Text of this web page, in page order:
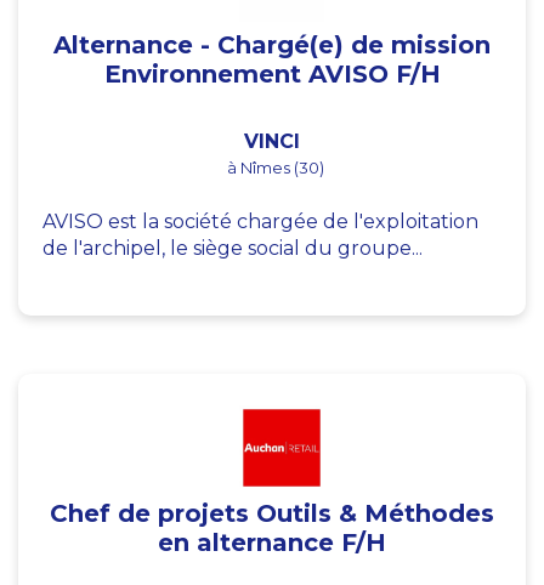
Alternance - Chargé(e) de mission
Environnement AVISO F/H
VINCI
à Nîmes (30)
AVISO est la société chargée de l'exploitation
de l'archipel, le siège social du groupe...
Chef de projets Outils & Méthodes
en alternance F/H